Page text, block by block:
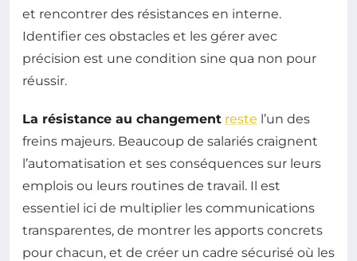
et rencontrer des résistances en interne.
Identifier ces obstacles et les gérer avec
précision est une condition sine qua non pour
réussir.
La résistance au changement reste l’un des
freins majeurs. Beaucoup de salariés craignent
l’automatisation et ses conséquences sur leurs
emplois ou leurs routines de travail. Il est
essentiel ici de multiplier les communications
transparentes, de montrer les apports concrets
pour chacun, et de créer un cadre sécurisé où les